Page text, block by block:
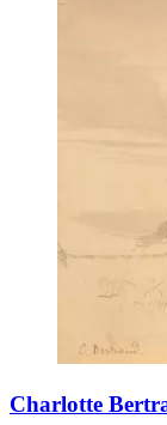
Charlotte